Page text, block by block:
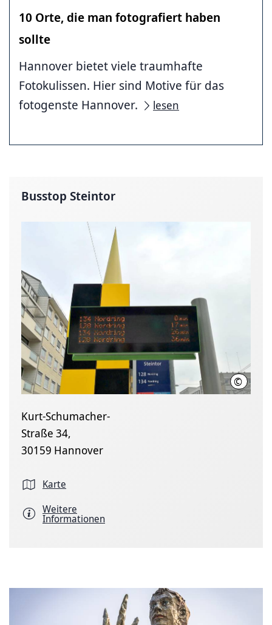
10 Orte, die man fotografiert haben
sollte
Hannover bietet viele traumhafte
Fotokulissen. Hier sind Motive für das
fotogenste Hannover.
lesen
Busstop Steintor
©
Kurt-Schumacher-
Straße 34,
30159 Hannover
Karte
Weitere
Informationen